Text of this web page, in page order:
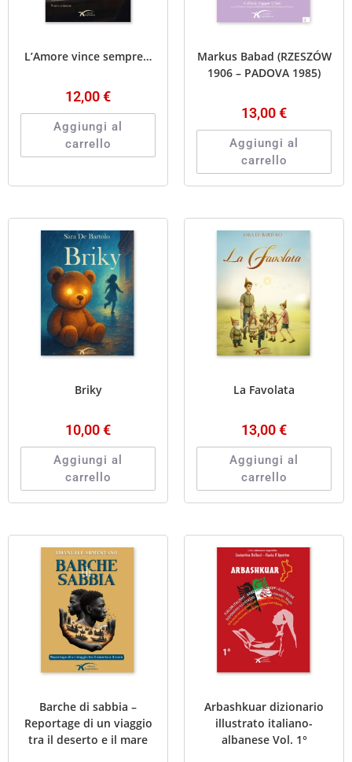
L’Amore vince sempre…
12,00€
Aggiungi al
carrello
Markus Babad (RZESZÓW
1906 – PADOVA 1985)
13,00€
Aggiungi al
carrello
Briky
10,00€
Aggiungi al
carrello
La Favolata
13,00€
Aggiungi al
carrello
Barche di sabbia –
Reportage di un viaggio
tra il deserto e il mare
Arbashkuar dizionario
illustrato italiano-
albanese Vol. 1°